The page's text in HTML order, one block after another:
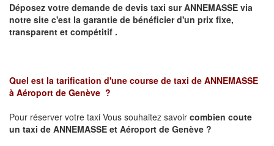
Déposez votre demande de devis taxi surANNEMASSE via
notre site c'est la garantie de bénéficier d'un prix fixe,
transparent et compétitif .
Quel est la tarification d'une course de taxi de ANNEMASSE
à Aéroport de Genève ?
Pour réserver votre taxi Vous souhaitez savoir combien coute
un taxi de ANNEMASSE et Aéroport de Genève ?